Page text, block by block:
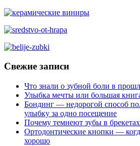
Свежие записи
Что знали о зубной боли в
Улыбка мечты или большая
Бондинг — недорогой способ
улыбку за одно посещение
Почему темнеют зубы в
Ортодонтические кнопки —
хорошо